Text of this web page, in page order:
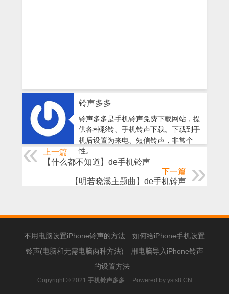
铃声多多
铃声多多是手机铃声免费下载网站，提
供各种彩铃、手机铃声下载。下载到手
机后设置为来电、短信铃声，非常个
性。
上一篇
【什么都不知道】de手机铃声
下一篇
【明若晓溪主题曲】de手机铃声
不用电脑设置iPhone铃声的方法
如何给iPhone手机设置
铃声(电脑和无需电脑两种方法)
用电脑导入iPhone铃声
的设置方法
Copyright © 2021 手机铃声多多 Powered by ysts8.CN